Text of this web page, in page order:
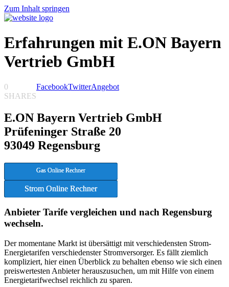
Zum Inhalt springen
Erfahrungen mit E.ON Bayern
Vertrieb GmbH
0
SHARES
FacebookTwitterAngebot
E.ON Bayern Vertrieb GmbH
Prüfeninger Straße 20
93049 Regensburg
Gas Online Rechner
Strom Online Rechner
Anbieter Tarife vergleichen und nach Regensburg
wechseln.
Der momentane Markt ist übersättigt mit verschiedensten Strom-
Energietarifen verschiedenster Stromversorger. Es fällt ziemlich
kompliziert, hier einen Überblick zu behalten ebenso wie sich einen
preiswertesten Anbieter herauszusuchen, um mit Hilfe von einem
Energietarifwechsel reichlich zu sparen.